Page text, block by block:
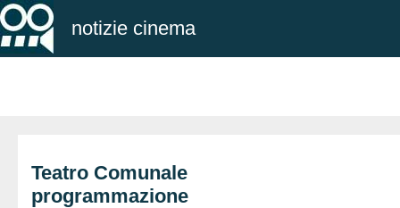
notizie cinema
Teatro Comunale
programmazione